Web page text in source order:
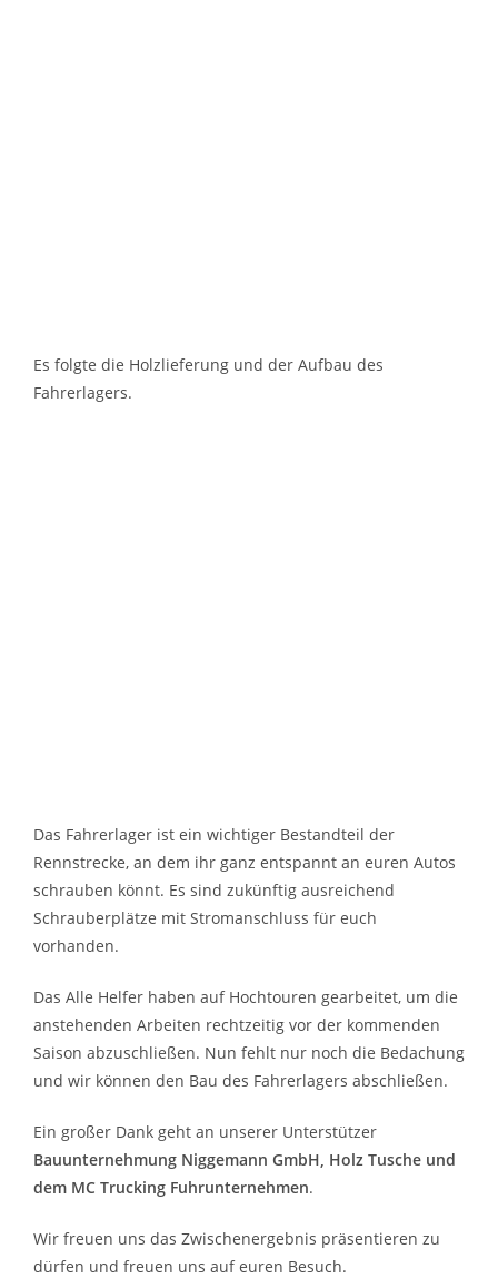
Es folgte die Holzlieferung und der Aufbau des
Fahrerlagers.
Das Fahrerlager ist ein wichtiger Bestandteil der
Rennstrecke, an dem ihr ganz entspannt an euren Autos
schrauben könnt. Es sind zukünftig ausreichend
Schrauberplätze mit Stromanschluss für euch
vorhanden.
Das Alle Helfer haben auf Hochtouren gearbeitet, um die
anstehenden Arbeiten rechtzeitig vor der kommenden
Saison abzuschließen. Nun fehlt nur noch die Bedachung
und wir können den Bau des Fahrerlagers abschließen.
Ein großer Dank geht an unserer Unterstützer
Bauunternehmung Niggemann GmbH, Holz Tusche und
dem MC Trucking Fuhrunternehmen.
Wir freuen uns das Zwischenergebnis präsentieren zu
dürfen und freuen uns auf euren Besuch.